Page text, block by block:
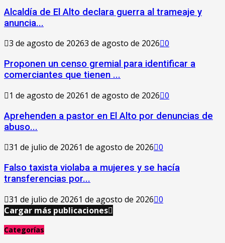
‎Alcaldía de El Alto declara guerra al trameaje y
anuncia...
3 de agosto de 20263 de agosto de 2026 0
Proponen un censo gremial para identificar a
comerciantes que tienen ...
1 de agosto de 20261 de agosto de 2026 0
Aprehenden a pastor en El Alto por denuncias de
abuso...
31 de julio de 20261 de agosto de 2026 0
Falso taxista violaba a mujeres y se hacía
transferencias por...
31 de julio de 20261 de agosto de 2026 0
Cargar más publicaciones
Categorías